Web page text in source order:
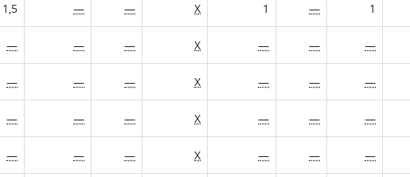
1,5 — — X 1 — 1
— — — X — — —
— — — X — — —
— — — X — — —
— — — X — — —